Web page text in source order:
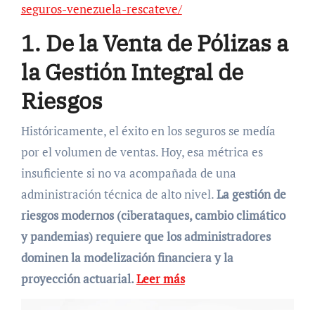
seguros-venezuela-rescateve/
1. De la Venta de Pólizas a
la Gestión Integral de
Riesgos
Históricamente, el éxito en los seguros se medía
por el volumen de ventas. Hoy, esa métrica es
insuficiente si no va acompañada de una
administración técnica de alto nivel.La gestión de
riesgos modernos (ciberataques, cambio climático
y pandemias) requiere que los administradores
dominen la modelización financiera y la
proyección actuarial.Leer más